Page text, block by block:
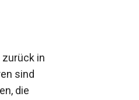
zurück in
sind
die